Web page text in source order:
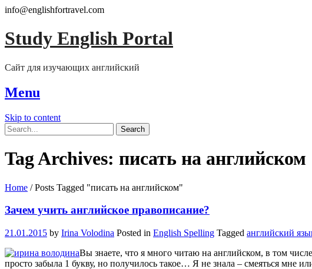
info@englishfortravel.com
Study English Portal
Сайт для изучающих английский
Menu
Skip to content
Search
for:
Tag Archives: писать на английском
Home /Posts Tagged "писать на английском"
Зачем учить английское правописание?
21.01.2015 by Irina Volodina Posted in English Spelling Tagged английский
Вы знаете, что я много читаю на английском, в том
просто забыла 1 букву, но получилось такое… Я не знала – смеяться мне